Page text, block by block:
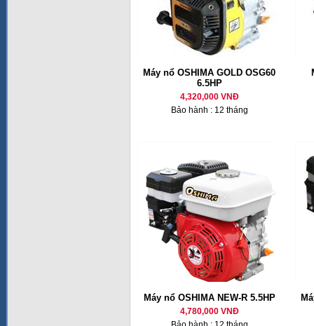
Máy nổ OSHIMA GOLD OSG60
6.5HP
4,320,000 VNĐ
Bảo hành : 12 tháng
Máy nổ OSHIMA NEW-R 5.5HP
4,780,000 VNĐ